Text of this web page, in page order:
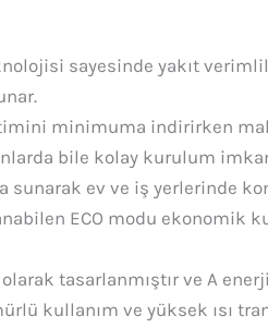
sayesinde yakıt
minimuma indirirken
bile kolay kurulum
sunarak ev ve iş yerlerinde
ECO modu ekonomik
tasarlanmıştır ve A enerji
kullanım ve yüksek ısı